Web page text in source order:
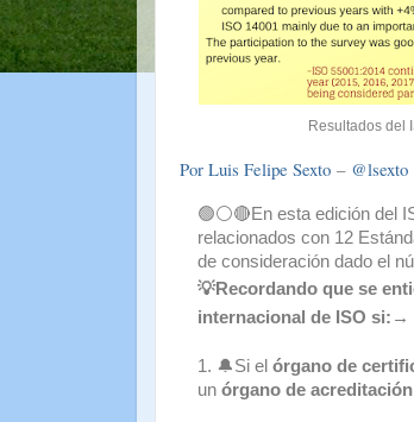
Resultados del ISO Survey
Por Luis Felipe Sexto – @lsexto
🟢⚪🔴En esta edición del
relacionados con 12
de consideración dado el
💡Recordando que se
internacional de ISO si:→
1. 🔔Si el órgano de
un órgano de acreditación